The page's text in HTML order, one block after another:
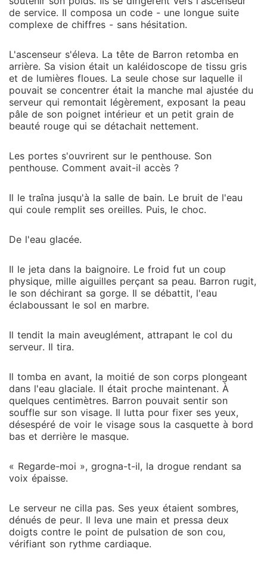
de service. Il composa un code - une longue suite
complexe de chiffres - sans hésitation.
L'ascenseur s'éleva. La tête de Barron retomba en
arrière. Sa vision était un kaléidoscope de tissu gris
et de lumières floues. La seule chose sur laquelle il
pouvait se concentrer était la manche mal ajustée du
serveur qui remontait légèrement, exposant la peau
pâle de son poignet intérieur et un petit grain de
beauté rouge qui se détachait nettement.
Les portes s'ouvrirent sur le penthouse. Son
penthouse. Comment avait-il accès ?
Il le traîna jusqu'à la salle de bain. Le bruit de l'eau
qui coule remplit ses oreilles. Puis, le choc.
De l'eau glacée.
Il le jeta dans la baignoire. Le froid fut un coup
physique, mille aiguilles perçant sa peau. Barron rugit,
le son déchirant sa gorge. Il se débattit, l'eau
éclaboussant le sol en marbre.
Il tendit la main aveuglément, attrapant le col du
serveur. Il tira.
Il tomba en avant, la moitié de son corps plongeant
dans l'eau glaciale. Il était proche maintenant. À
quelques centimètres. Barron pouvait sentir son
souffle sur son visage. Il lutta pour fixer ses yeux,
désespéré de voir le visage sous la casquette à bord
bas et derrière le masque.
« Regarde-moi », grogna-t-il, la drogue rendant sa
voix épaisse.
Le serveur ne cilla pas. Ses yeux étaient sombres,
dénués de peur. Il leva une main et pressa deux
doigts contre le point de pulsation de son cou,
vérifiant son rythme cardiaque.